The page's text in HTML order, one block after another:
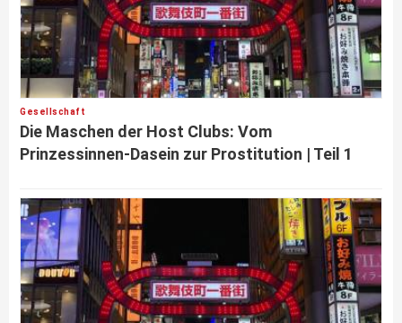
Gesellschaft
Die Maschen der Host Clubs: Vom
Prinzessinnen-Dasein zur Prostitution | Teil 1